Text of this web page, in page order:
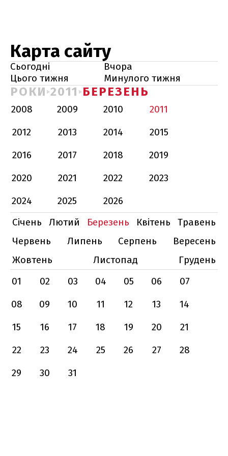
Карта сайту
Сьогодні
Вчора
Цього тижня
Минулого тижня
РОКИ 2011 БЕРЕЗЕНЬ
2008 2009 2010
2011
2012
2013 2014
2015
2016
2017 2018
2019
2020
2021 2022
2023
2024
2025
2026
Січень
Лютий Березень Квітень
Травень
Червень
Липень Серпень
Вересень
Жовтень
Листопад
Грудень
01
02 03 04 05 06
07
08
09 10 11 12 13
14
15
16 17 18 19 20
21
22
23 24 25 26 27
28
29
30 31